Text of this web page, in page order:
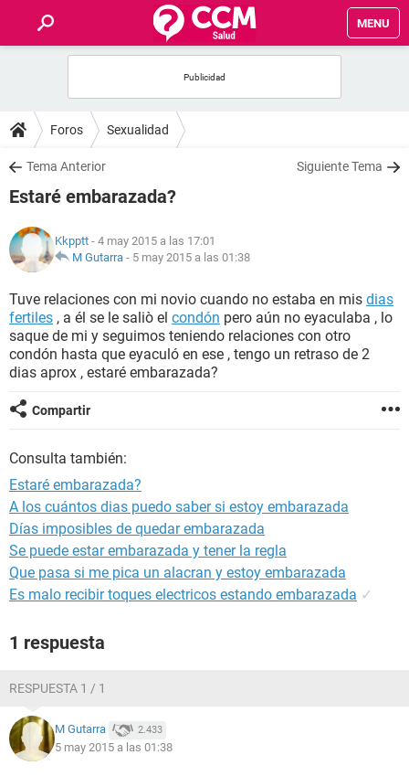
MENU
FOROS
SALUD
NUTRICIÓN
BIENESTAR
SEXUALIDAD
GLOSARIO
Foros Sexualidad
Tema Anterior Siguiente Tema
Estaré embarazada?
Kkpptt - 4 may 2015 a las 17:01
M Gutarra - 5 may 2015 a las 01:38
Tuve relaciones con mi novio cuando no estaba en mis dias
fertiles , a él se le saliò el condón pero aún no eyaculaba , lo
saque de mi y seguimos teniendo relaciones con otro
condón hasta que eyaculó en ese , tengo un retraso de 2
dias aprox , estaré embarazada?
Compartir
Consulta también:
Estaré embarazada?
A los cuántos dias puedo saber si estoy embarazada
Días imposibles de quedar embarazada
Se puede estar embarazada y tener la regla
Que pasa si me pica un alacran y estoy embarazada
Es malo recibir toques electricos estando embarazada ✓
1 respuesta
RESPUESTA 1 / 1
M Gutarra 2.433
5 may 2015 a las 01:38